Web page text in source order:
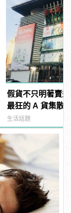
假貨不只明著賣
最狂的 A 貨集散
生活話題